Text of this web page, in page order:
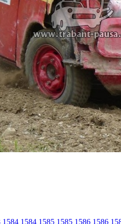
1584 1584 1585 1585 1586 1586